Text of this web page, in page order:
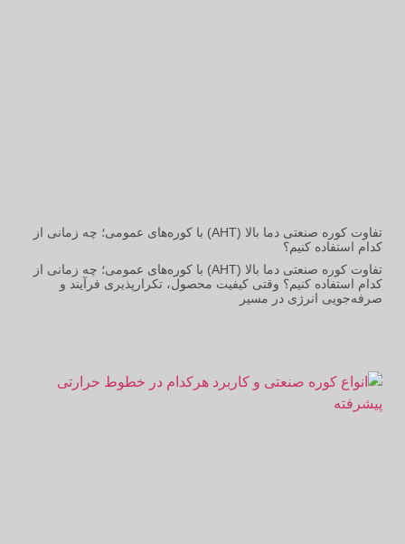
تفاوت کوره صنعتی دما بالا (AHT) با کوره‌های عمومی؛ چه زمانی از
کدام استفاده کنیم؟
تفاوت کوره صنعتی دما بالا (AHT) با کوره‌های عمومی؛ چه زمانی از
کدام استفاده کنیم؟ وقتی کیفیت محصول، تکرارپذیری فرآیند و
صرفه‌جویی انرژی در مسیر